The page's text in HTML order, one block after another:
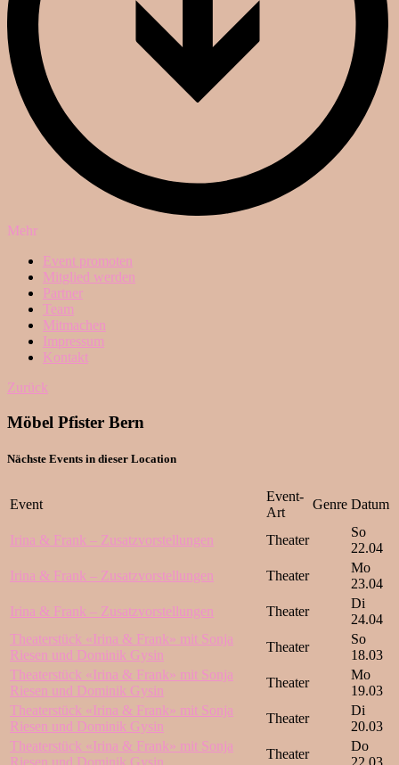
Mehr
Event promoten
Mitglied werden
Partner
Team
Mitmachen
Impressum
Kontakt
Zurück
Möbel Pfister Bern
Nächste Events in dieser Location
Event
Event-
Art
Genre Datum
Irina & Frank – Zusatzvorstellungen Theater
So
22.04
Irina & Frank – Zusatzvorstellungen
Theater
Mo
23.04
Irina & Frank – Zusatzvorstellungen
Theater
Di
24.04
Theaterstück «Irina & Frank» mit Sonja
Riesen und Dominik Gysin
Theater
So
18.03
Theaterstück «Irina & Frank» mit Sonja
Riesen und Dominik Gysin
Theater
Mo
19.03
Theaterstück «Irina & Frank» mit Sonja
Riesen und Dominik Gysin
Theater
Di
20.03
Theaterstück «Irina & Frank» mit Sonja
Riesen und Dominik Gysin
Theater
Do
22.03